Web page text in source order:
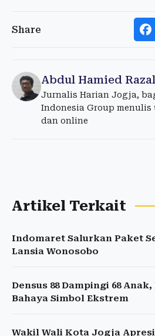
Share
Abdul Hamied
Jurnalis Harian Jogja,
Indonesia Group menulis
dan online
Artikel Terkait
Indomaret Salurkan Paket
Lansia Wonosobo
Densus 88 Dampingi 68
Bahaya Simbol Ekstrem
Wakil Wali Kota Jogja